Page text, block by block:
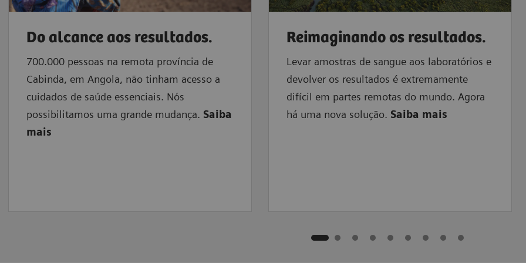
Do alcance aos resultados.
700.000 pessoas na remota província de
Cabinda, em Angola, não tinham acesso a
cuidados de saúde essenciais. Nós
possibilitamos uma grande mudança. Saiba
mais
Reimaginando os resultados.
Levar amostras de sangue aos laboratórios e
devolver os resultados é extremamente
difícil em partes remotas do mundo. Agora
há uma nova solução. Saiba mais